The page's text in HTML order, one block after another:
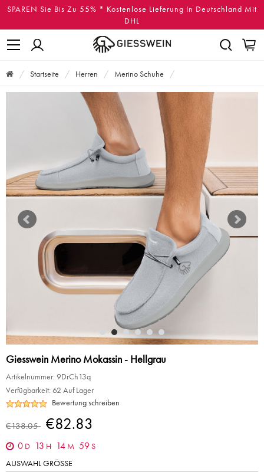
SPAREN Sie Bis Zu 55% * Kostenlose Lieferung In Deutschland Mit
DHL
Startseite Herren Merino Schuhe
Giesswein Merino Mokassin - Hellgrau
Artikelnummer: 9DrCh13q
Verfügbarkeit: 62 Auf Lager
Bewertung schreiben
€138.05 €82.83
0 D 13 H 14 M 59S
AUSWAHL GRÖSSE